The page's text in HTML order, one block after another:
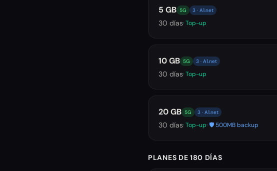
5 GB 5G 3 · A1.net
30 días· Top-up
10 GB 5G 3 · A1.net
30 días· Top-up
20 GB 5G 3 · A1.net
30 días· Top-up· 🛡️ 500MB backup
PLANES DE 180 DÍAS